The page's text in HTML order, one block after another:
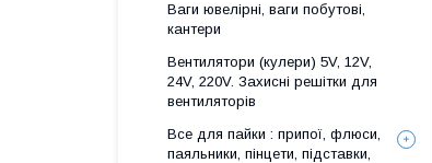
Ваги ювелірні, ваги побутові,
кантери
Вентилятори (кулери) 5V, 12V,
24V, 220V. Захисні решітки для
вентиляторів
Все для пайки : припої, флюси,
паяльники, пінцети, підставки,